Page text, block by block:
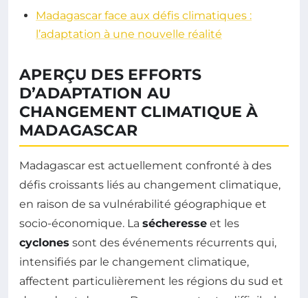
Madagascar face aux défis climatiques :
l’adaptation à une nouvelle réalité
APERÇU DES EFFORTS
D’ADAPTATION AU
CHANGEMENT CLIMATIQUE À
MADAGASCAR
Madagascar est actuellement confronté à des
défis croissants liés au changement climatique,
en raison de sa vulnérabilité géographique et
socio-économique. La sécheresse et les
cyclones sont des événements récurrents qui,
intensifiés par le changement climatique,
affectent particulièrement les régions du sud et